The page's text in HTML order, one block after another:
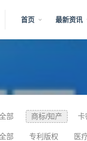
首页 最新资讯
部 商标/知产 卡
部 专利版权 医